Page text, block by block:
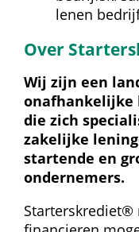
lenen
Over
Wij zijn een
onafhankelijke
die zich
zakelijke
startende en
ondernemers.
Starterskrediet®